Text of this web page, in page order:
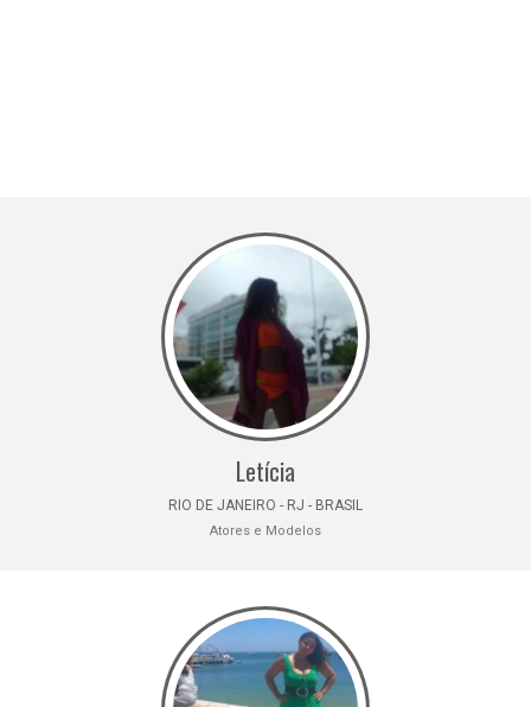
Letícia
RIO DE JANEIRO - RJ - BRASIL
Atores e Modelos